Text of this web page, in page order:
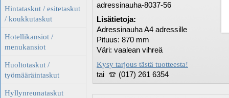
Hintataskut / esitetaskut
/ koukkutaskut
Hotellikansiot /
menukansiot
Huoltotaskut /
työmääräintaskut
Hyllynreunataskut
adressinauha-8037-56
Lisätietoja:
Adressinauha A4 adressille
Pituus: 870 mm
Väri: vaalean vihreä
Kysy tarjous tästä tuotteesta!
tai (017) 261 6354